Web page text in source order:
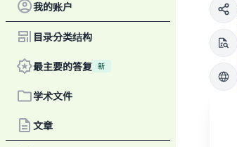
我的账户
目录分类结构
最主要的答复 新
学术文件
文章